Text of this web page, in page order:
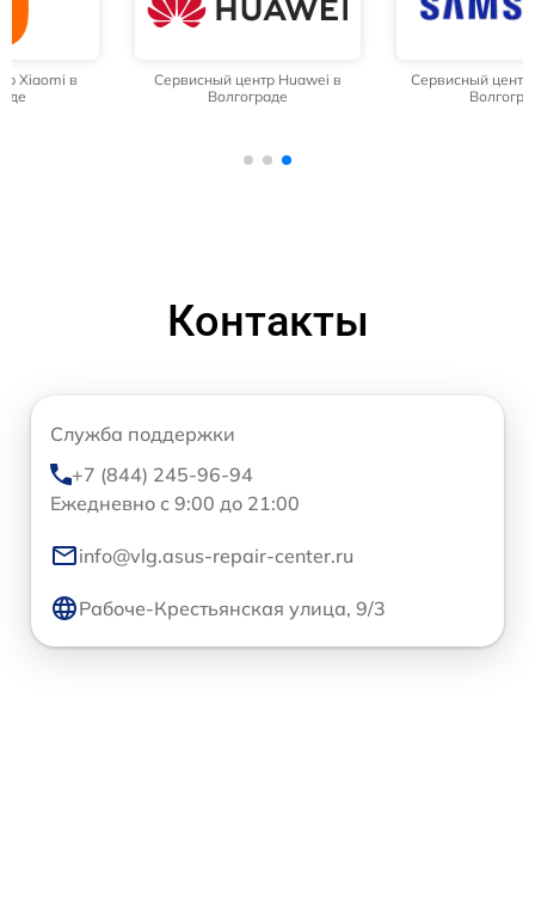
Сервисный центр Huawei в
Сервисный центр Samsung в
Контакты
Служба поддержки
+7 (844) 245-96-94
Ежедневно с 9:00 до 21:00
info@vlg.asus-repair-center.ru
Рабоче-Крестьянская улица, 9/3